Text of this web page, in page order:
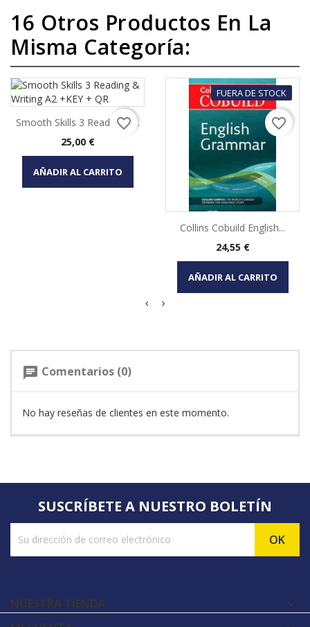
16 Otros Productos En La
Misma Categoría:
Smooth Skills 3 Reading &...
Precio
25,00 €
AÑADIR AL CARRITO
favorite_border
FUERA DE STOCK
Collins Cobuild English...
Precio
24,55 €
AÑADIR AL CARRITO
favorite_border
chat Comentarios (0)
No hay reseñas de clientes en este momento.
SUSCRÍBETE A NUESTRO BOLETÍN
NUESTRA TIENDA 